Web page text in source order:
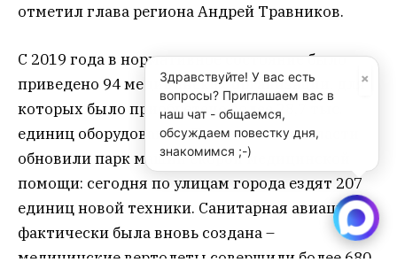
отметил глава региона Андрей Травников.
С 2019 года в нормативное состояние было
приведено 94 медицинских организации, для
которых было приобретено более 28,7 тыс.
единиц оборудования. Помимо этого, власти
обновили парк машин скорой медицинской
помощи: сегодня по улицам города ездят 207
единиц новой техники. Санитарная авиация
фактически была вновь создана –
медицинские вертолеты совершили более 680
×
Здравствуйте! У вас есть
вопросы? Приглашаем вас в
наш чат - общаемся,
обсуждаем повестку дня,
знакомимся ;-)